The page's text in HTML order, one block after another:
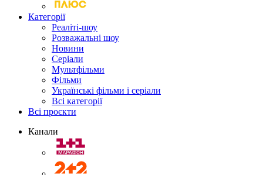
Категорії
Реаліті-шоу
Розважальні шоу
Новини
Серіали
Мультфільми
Фільми
Українські фільми і серіали
Всі категорії
Всі проєкти
Канали